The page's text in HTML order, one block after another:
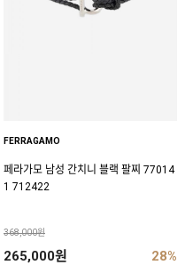
FERRAGAMO
페라가모 남성 간치니 블랙 팔찌 77014
1 712422
368,000원
265,000원 28%